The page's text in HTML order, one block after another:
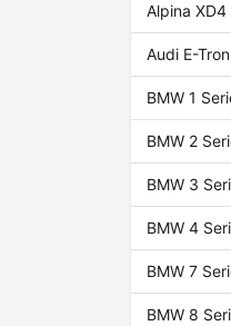
Alpina XD4
Audi E-Tron
BMW 1
BMW 2
BMW 3
BMW 4
BMW 7
BMW 8